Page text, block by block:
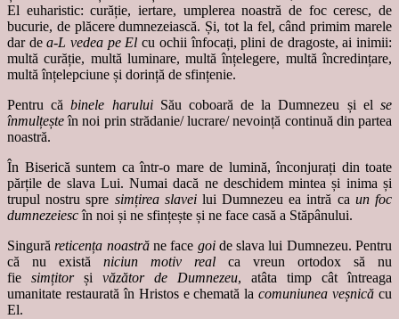
El euharistic: curăție, iertare, umplerea noastră de foc ceresc, de
bucurie, de plăcere dumnezeiască. Și, tot la fel, când primim marele
dar dea-L vedea pe Elcu ochii înfocați, plini de dragoste, ai inimii:
multă curăție, multă luminare, multă înțelegere, multă încredințare,
multă înțelepciune și dorință de sfințenie.
Pentru căbinele haruluiSău coboară de la Dumnezeu și else
înmulțeșteîn noi prin strădanie/ lucrare/ nevoință continuă din partea
noastră.
În Biserică suntem ca într-o mare de lumină, înconjurați din toate
părțile de slava Lui. Numai dacă ne deschidem mintea și inima și
trupul nostru spre simțirea slaveilui Dumnezeu ea intră ca un foc
dumnezeiescîn noi și ne sfințește și ne face casă a Stăpânului.
Singurăreticența noastrăne face goide slava lui Dumnezeu. Pentru
că nu există niciun motiv real ca vreun ortodox să nu
fie simțitor și văzător de Dumnezeu, atâta timp cât întreaga
umanitate restaurată în Hristos e chemată lacomuniunea veșnicăcu
El.